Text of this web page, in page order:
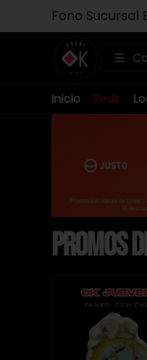
Fono Sucursal
Inicio Pedir
PROMOS